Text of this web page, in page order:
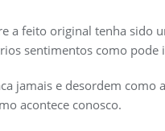
a feito original tenha sido
sentimentos como
jamais e desordem como
acontece conosco.